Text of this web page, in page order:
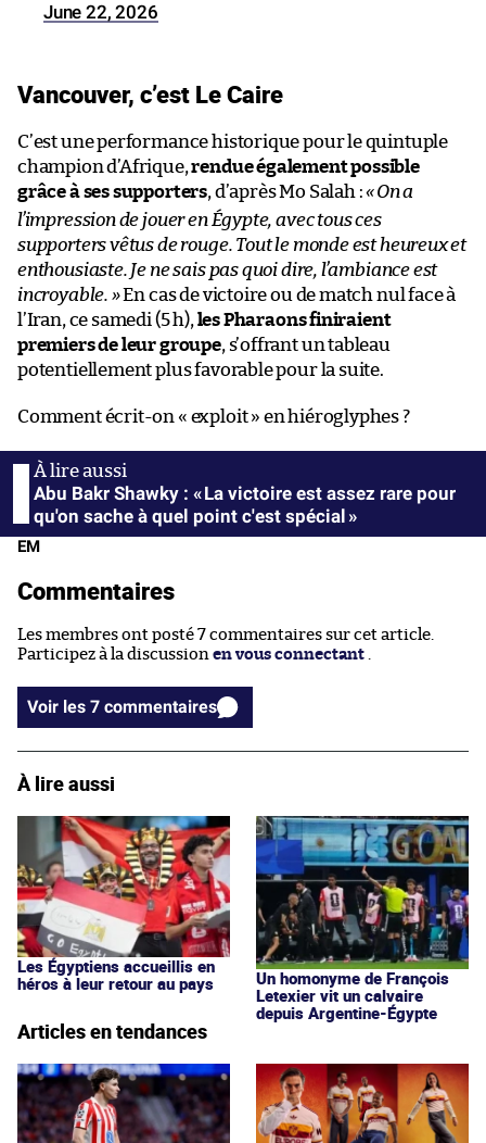
June 22, 2026
Vancouver, c’est Le Caire
C’est une performance historique pour le quintuple
champion d’Afrique,rendue également possible
grâce à ses supporters, d’après Mo Salah :«On a
l’impression de jouer en Égypte, avec tous ces
supporters vêtus de rouge. Tout le monde est heureux et
enthousiaste. Je ne sais pas quoi dire, l’ambiance est
incroyable. »En cas de victoire ou de match nul face à
l’Iran, ce samedi (5 h),les Pharaons finiraient
premiers de leur groupe, s’offrant un tableau
potentiellement plus favorable pour la suite.
Comment écrit-on « exploit » en hiéroglyphes ?
Abu Bakr Shawky : « La victoire est assez rare pour
qu'on sache à quel point c'est spécial »
EM
Commentaires
Les membres ont posté 7 commentaires sur cet article.
Participez à la discussion en vous connectant .
Voir les 7 commentaires
À lire aussi
Les Égyptiens accueillis en
héros à leur retour au pays
Un homonyme de François
Letexier vit un calvaire
depuis Argentine-Égypte
Articles en tendances